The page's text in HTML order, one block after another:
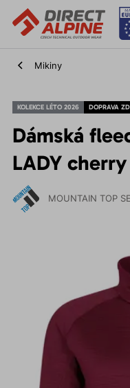
Mikiny
KOLEKCE LÉTO 2026 DOPRAVA
Dámská
LADY cherry
MOUNTAIN TOP